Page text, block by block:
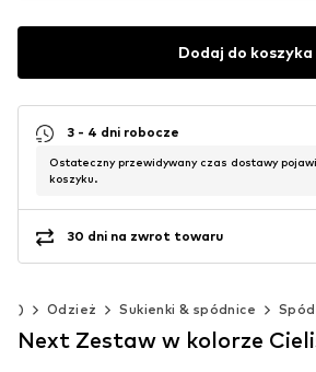
Dodaj do koszyka
3 - 4 dni robocze
Ostateczny przewidywany czas dostawy
koszyku.
30 dni na zwrot towaru
Odzież Sukienki & spódnice
Next Zestaw w kolorze